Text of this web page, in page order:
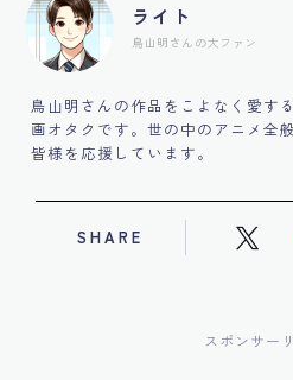
ライト
鳥山明さんの大ファン
鳥山明さんの作品をこよなく愛す
画オタクです。世の中のアニメ全
皆様を応援しています。
SHARE
スポンサー